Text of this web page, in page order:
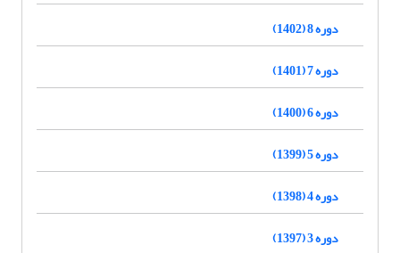
دوره 8 (1402)
دوره 7 (1401)
دوره 6 (1400)
دوره 5 (1399)
دوره 4 (1398)
دوره 3 (1397)